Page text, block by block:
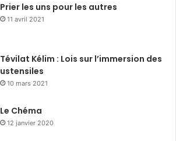
Prier les uns pour les autres
11 avril 2021
Tévilat Kélim : Lois sur l’immersion des
ustensiles
10 mars 2021
Le Chéma
12 janvier 2020